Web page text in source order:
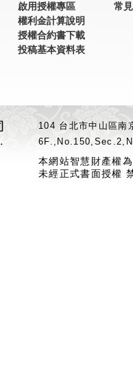
啟用授權專區
權利金計算說明
授權合約書下載
投稿基本資料表
常
104 台北市中山區
本網站智慧財產權
未經正式書面授權